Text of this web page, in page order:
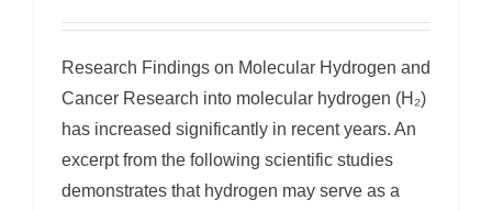
Research Findings on Molecular Hydrogen and
Cancer Research into molecular hydrogen (H₂)
has increased significantly in recent years. An
excerpt from the following scientific studies
demonstrates that hydrogen may serve as a